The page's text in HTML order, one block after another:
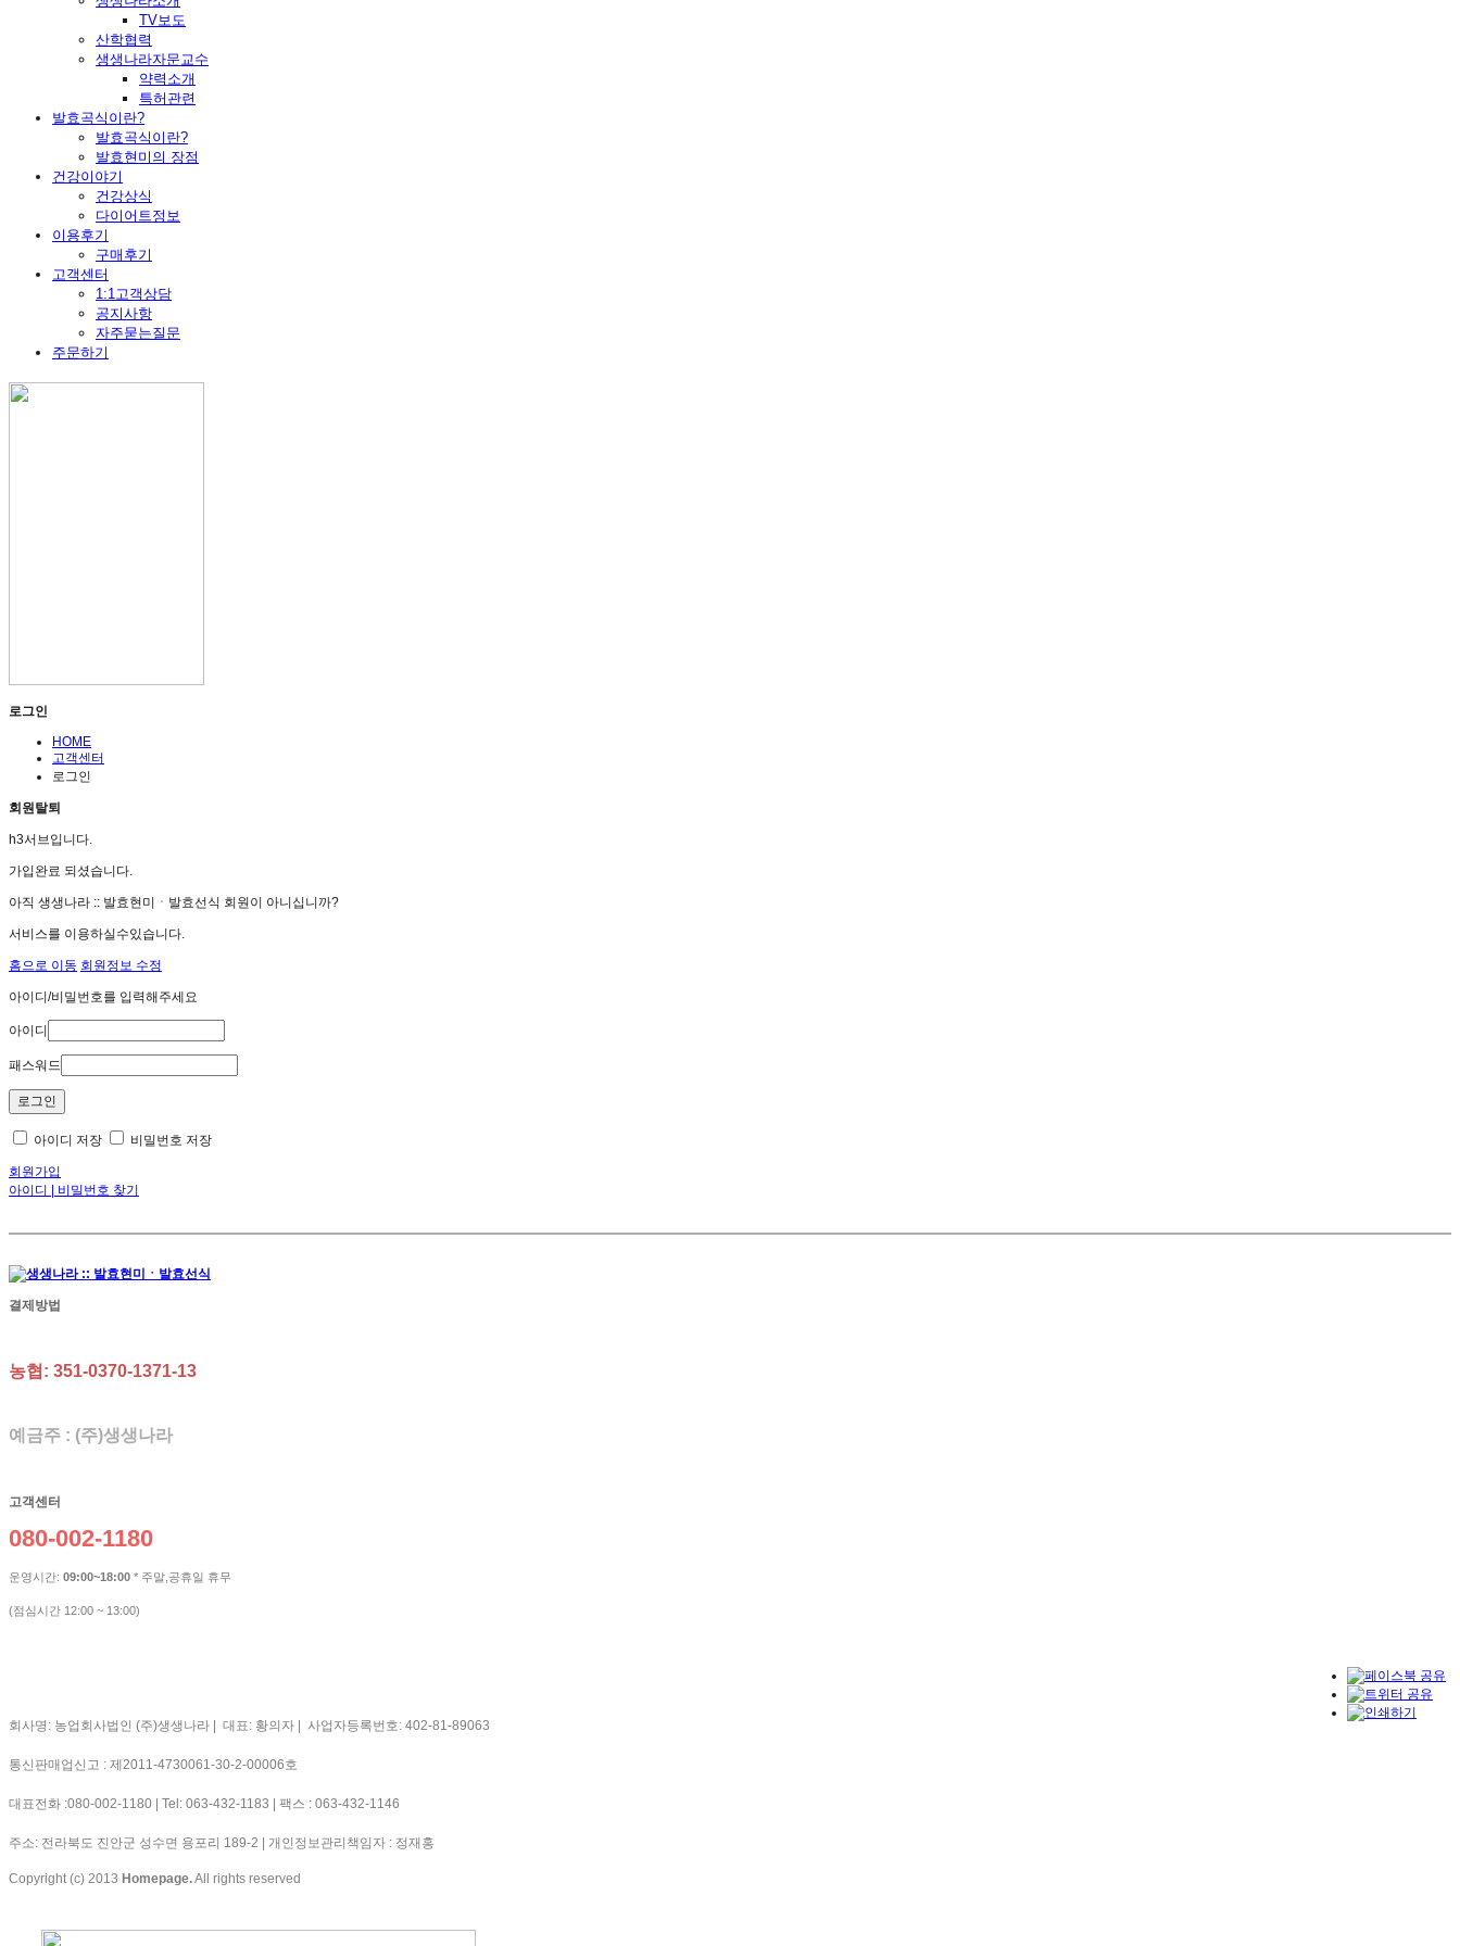
TV보도
산학협력
생생나라자문교수
약력소개
특허관련
발효곡식이란?
발효곡식이란?
발효현미의 장점
건강이야기
건강상식
다이어트정보
이용후기
구매후기
고객센터
1:1고객상담
공지사항
자주묻는질문
주문하기
로그인
HOME
고객센터
로그인
회원탈퇴
h3서브입니다.
가입완료 되셨습니다.
아직 생생나라 :: 발효현미ㆍ발효선식 회원이 아니십니까?
서비스를 이용하실수있습니다.
홈으로 이동 회원정보 수정
아이디/비밀번호를 입력해주세요
아이디
패스워드
아이디 저장 비밀번호 저장
회원가입
아이디 | 비밀번호 찾기
결제방법
농협: 351-0370-1371-13
예금주 : (주)생생나라
고객센터
080-002-1180
운영시간: 09:00~18:00 * 주말,공휴일 휴무
(점심시간 12:00 ~ 13:00)
회사명: 농업회사법인 (주)생생나라 | 대표: 황의자 | 사업자등록번호: 402-81-89063
통신판매업신고 : 제2011-4730061-30-2-00006호
대표전화 :080-002-1180 | Tel: 063-432-1183 | 팩스 : 063-432-1146
주소: 전라북도 진안군 성수면 용포리 189-2 | 개인정보관리책임자 : 정재홍
Copyright (c) 2013 Homepage.All rights reserved